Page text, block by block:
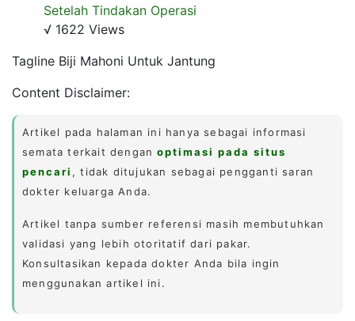
Setelah Tindakan Operasi
√ 1622 Views
Tagline Biji Mahoni Untuk Jantung
Content Disclaimer:
Artikel pada halaman ini hanya sebagai informasi
semata terkait denganoptimasi pada situs
pencari , tidak ditujukan sebagai pengganti saran
dokter keluarga Anda.
Artikel tanpa sumber referensi masih membutuhkan
validasi yang lebih otoritatif dari pakar.
Konsultasikan kepada dokter Anda bila ingin
menggunakan artikel ini.